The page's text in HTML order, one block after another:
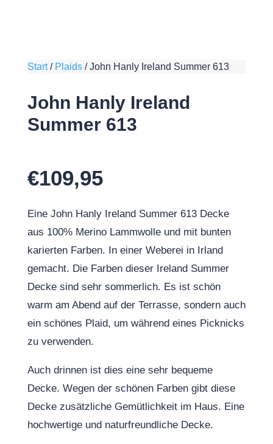
Start/ Plaids/John Hanly Ireland Summer 613
John Hanly Ireland
Summer 613
€109,95
Eine John Hanly Ireland Summer 613 Decke
aus 100% Merino Lammwolle und mit bunten
karierten Farben. In einer Weberei in Irland
gemacht. Die Farben dieser Ireland Summer
Decke sind sehr sommerlich. Es ist schön
warm am Abend auf der Terrasse, sondern auch
ein schönes Plaid, um während eines Picknicks
zu verwenden.
Auch drinnen ist dies eine sehr bequeme
Decke. Wegen der schönen Farben gibt diese
Decke zusätzliche Gemütlichkeit im Haus. Eine
hochwertige und naturfreundliche Decke.